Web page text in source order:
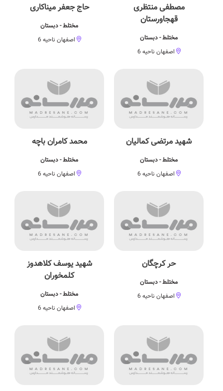
مصطفی منتظری
قهجاورستان
مختلط - دبستان
اصفهان ناحیه 6
حاج جعفر میناکاری
مختلط - دبستان
اصفهان ناحیه 6
شهید مرتضی کمالیان
مختلط - دبستان
اصفهان ناحیه 6
محمد کامران باچه
مختلط - دبستان
اصفهان ناحیه 6
حر کرچگان
مختلط - دبستان
اصفهان ناحیه 6
شهید یوسف کلاهدوز
کلمخوران
مختلط - دبستان
اصفهان ناحیه 6